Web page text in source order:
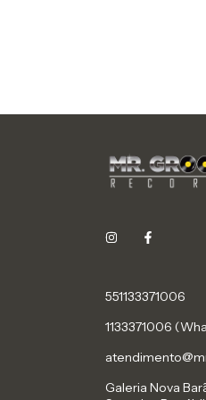
551133371006
1133371006
Galeria Nova